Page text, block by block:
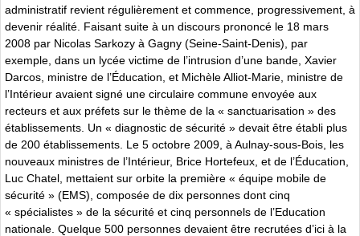
administratif revient régulièrement et commence, progressivement, à
devenir réalité. Faisant suite à un discours prononcé le 18 mars
2008 par Nicolas Sarkozy à Gagny (Seine-Saint-Denis), par
exemple, dans un lycée victime de l’intrusion d’une bande, Xavier
Darcos, ministre de l’Éducation, et Michèle Alliot-Marie, ministre de
l’Intérieur avaient signé une circulaire commune envoyée aux
recteurs et aux préfets sur le thème de la « sanctuarisation » des
établissements. Un « diagnostic de sécurité » devait être établi plus
de 200 établissements. Le 5 octobre 2009, à Aulnay-sous-Bois, les
nouveaux ministres de l’Intérieur, Brice Hortefeux, et de l’Éducation,
Luc Chatel, mettaient sur orbite la première « équipe mobile de
sécurité » (EMS), composée de dix personnes dont cinq
« spécialistes » de la sécurité et cinq personnels de l’Education
nationale. Quelque 500 personnes devaient être recrutées d’ici à la